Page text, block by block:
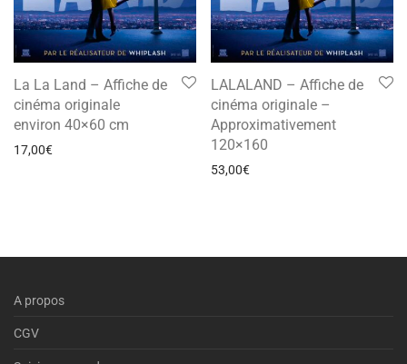
La La Land – Affiche de
cinéma originale
environ 40×60 cm
17,00€
LALALAND – Affiche de
cinéma originale –
Approximativement
120×160
53,00€
A propos
CGV